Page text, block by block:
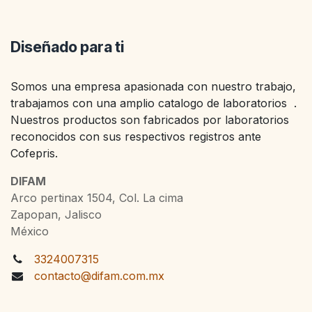
Diseñado para ti
Somos una empresa apasionada con nuestro trabajo,
trabajamos con una amplio catalogo de laboratorios .
Nuestros productos son fabricados por laboratorios
reconocidos con sus respectivos registros ante
Cofepris.
DIFAM
Arco pertinax 1504, Col. La cima
Zapopan, Jalisco
México
3324007315
contacto@difam.com.mx